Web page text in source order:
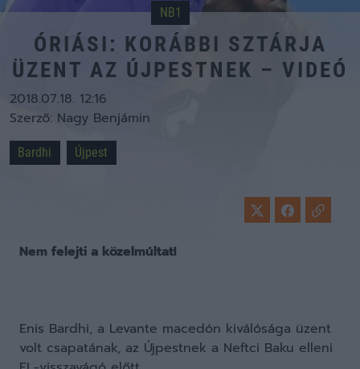
NB1
ÓRIÁSI: KORÁBBI SZTÁRJA
ÜZENT AZ ÚJPESTNEK – VIDEÓ
2018.07.18. 12:16
Szerző: Nagy Benjámin
Bardhi Újpest
Nem felejti a közelmúltat!
Enis Bardhi, a Levante macedón kiválósága üzent
volt csapatának, az Újpestnek a Neftci Baku elleni